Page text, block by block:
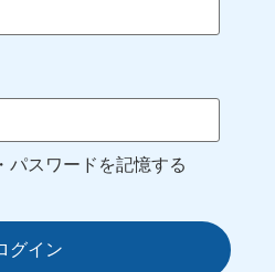
パスワードを記憶する
グイン